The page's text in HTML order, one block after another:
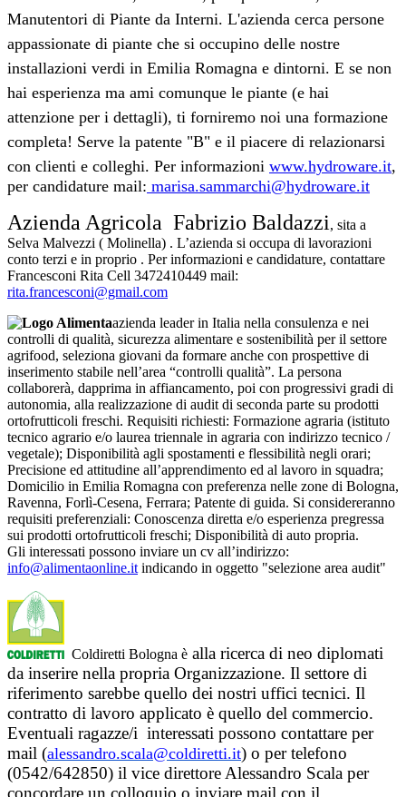
Manutentori di Piante da Interni. L'azienda cerca persone
appassionate di piante che si occupino delle nostre
installazioni verdi in Emilia Romagna e dintorni. E se non
hai esperienza ma ami comunque le piante (e hai
attenzione per i dettagli), ti forniremo noi una formazione
completa! Serve la patente "B" e il piacere di relazionarsi
con clienti e colleghi. Per informazioni www.hydroware.it,
per candidature mail: marisa.sammarchi@hydroware.it
Azienda Agricola Fabrizio Baldazzi, sita a
Selva Malvezzi ( Molinella) . L’azienda si occupa di lavorazioni
conto terzi e in proprio . Per informazioni e candidature, contattare
Francesconi Rita Cell 3472410449 mail:
rita.francesconi@gmail.com
azienda leader in Italia nella consulenza e nei
controlli di qualità, sicurezza alimentare e sostenibilità per il settore
agrifood, seleziona giovani da formare anche con prospettive di
inserimento stabile nell’area “controlli qualità”. La persona
collaborerà, dapprima in affiancamento, poi con progressivi gradi di
autonomia, alla realizzazione di audit di seconda parte su prodotti
ortofrutticoli freschi. Requisiti richiesti: Formazione agraria (istituto
tecnico agrario e/o laurea triennale in agraria con indirizzo tecnico /
vegetale); Disponibilità agli spostamenti e flessibilità negli orari;
Precisione ed attitudine all’apprendimento ed al lavoro in squadra;
Domicilio in Emilia Romagna con preferenza nelle zone di Bologna,
Ravenna, Forlì-Cesena, Ferrara; Patente di guida. Si considereranno
requisiti preferenziali: Conoscenza diretta e/o esperienza pregressa
sui prodotti ortofrutticoli freschi; Disponibilità di auto propria.
Gli interessati possono inviare un cv all’indirizzo:
info@alimentaonline.it indicando in oggetto "selezione area audit"
Coldiretti Bologna è alla ricerca di neo diplomati
da inserire nella propria Organizzazione. Il settore di
riferimento sarebbe quello dei nostri uffici tecnici. Il
contratto di lavoro applicato è quello del commercio.
Eventuali ragazze/i interessati possono contattare per
mail (alessandro.scala@coldiretti.it) o per telefono
(0542/642850) il vice direttore Alessandro Scala per
concordare un colloquio o inviare mail con il